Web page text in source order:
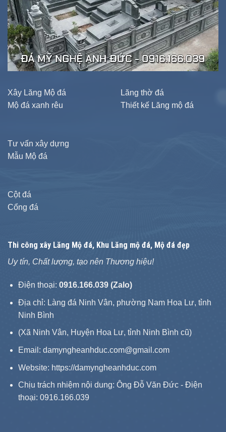
Xây Lăng Mộ đá
Mộ đá xanh rêu
Lăng thờ đá
Thiết kế Lăng mộ đá
Tư vấn xây dựng
Mẫu Mộ đá
Cột đá
Cổng đá
Thi công xây Lăng Mộ đá, Khu Lăng mộ đá, Mộ đá đẹp
Uy tín, Chất lượng, tạo nên Thương hiệu!
Điện thoại: 0916.166.039 (Zalo)
Địa chỉ: Làng đá Ninh Vân, phường Nam Hoa Lư, tỉnh
Ninh Bình
(Xã Ninh Vân, Huyện Hoa Lư, tỉnh Ninh Bình cũ)
Email: damyngheanhduc.com@gmail.com
Website: https://damyngheanhduc.com
Chịu trách nhiệm nội dung: Ông Đỗ Văn Đức - Điện
thoại: 0916.166.039